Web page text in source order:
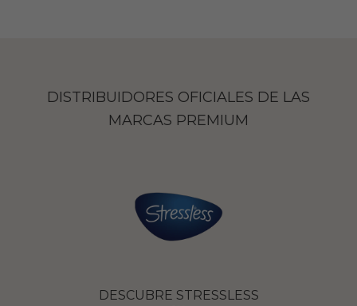
DISTRIBUIDORES OFICIALES DE LAS
MARCAS PREMIUM
DESCUBRE STRESSLESS